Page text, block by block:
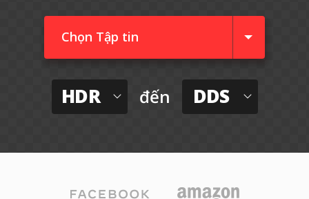
Chọn Tập tin
HDR đến DDS